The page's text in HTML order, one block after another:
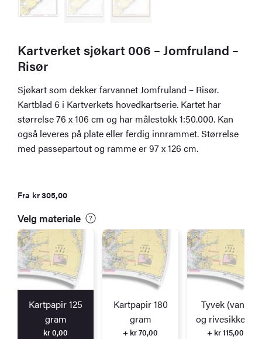
Kartverket sjøkart 006 – Jomfruland –
Risør
Sjøkart som dekker farvannet Jomfruland – Risør.
Kartblad 6 i Kartverkets hovedkartserie. Kartet har
størrelse 76 x 106 cm og har målestokk 1:50.000. Kan
også leveres på plate eller ferdig innrammet. Størrelse
med passepartout og ramme er 97 x 126 cm.
Fra kr305,00
Velg materiale
Kartpapir 125
gram
kr0,00
Kartpapir 180
gram
+ kr 70,00
Tyvek (vann
og rivesikkert)
+ kr 115,00